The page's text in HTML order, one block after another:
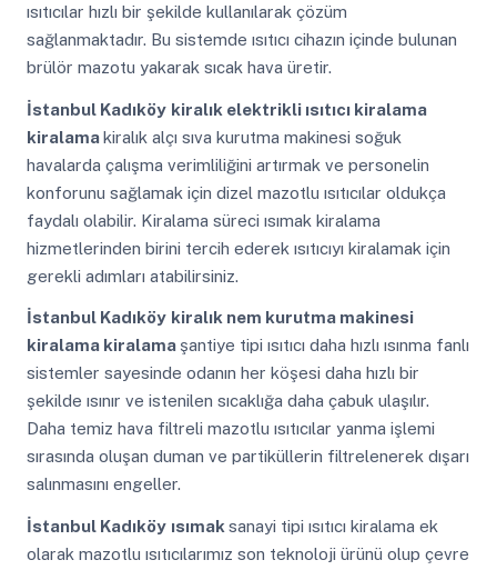
ısıtıcılar hızlı bir şekilde kullanılarak çözüm
sağlanmaktadır. Bu sistemde ısıtıcı cihazın içinde bulunan
brülör mazotu yakarak sıcak hava üretir.
İstanbul Kadıköy kiralık elektrikli ısıtıcı kiralama
kiralamakiralık alçı sıva kurutma makinesi soğuk
havalarda çalışma verimliliğini artırmak ve personelin
konforunu sağlamak için dizel mazotlu ısıtıcılar oldukça
faydalı olabilir. Kiralama süreci ısımak kiralama
hizmetlerinden birini tercih ederek ısıtıcıyı kiralamak için
gerekli adımları atabilirsiniz.
İstanbul Kadıköy kiralık nem kurutma makinesi
kiralama kiralama şantiye tipi ısıtıcı daha hızlı ısınma fanlı
sistemler sayesinde odanın her köşesi daha hızlı bir
şekilde ısınır ve istenilen sıcaklığa daha çabuk ulaşılır.
Daha temiz hava filtreli mazotlu ısıtıcılar yanma işlemi
sırasında oluşan duman ve partiküllerin filtrelenerek dışarı
salınmasını engeller.
İstanbul Kadıköy ısımak sanayi tipi ısıtıcı kiralama ek
olarak mazotlu ısıtıcılarımız son teknoloji ürünü olup çevre